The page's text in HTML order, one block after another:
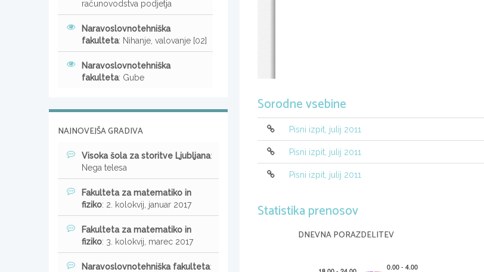
Sorodne vsebine
Pisni izpit, julij 2011
Pisni izpit, julij 2011
Pisni izpit, julij 2011
Statistika prenosov
DNEVNA PORAZDELITEV
računovodstva podjetja
Naravoslovnotehniška
fakulteta: Nihanje, valovanje [02]
Naravoslovnotehniška
fakulteta: Gube
NAJNOVEJŠA GRADIVA
Visoka šola za storitve Ljubljana:
Nega telesa
Fakulteta za matematiko in
fiziko: 2. kolokvij, januar 2017
Fakulteta za matematiko in
fiziko: 3. kolokvij, marec 2017
Naravoslovnotehniška fakulteta: